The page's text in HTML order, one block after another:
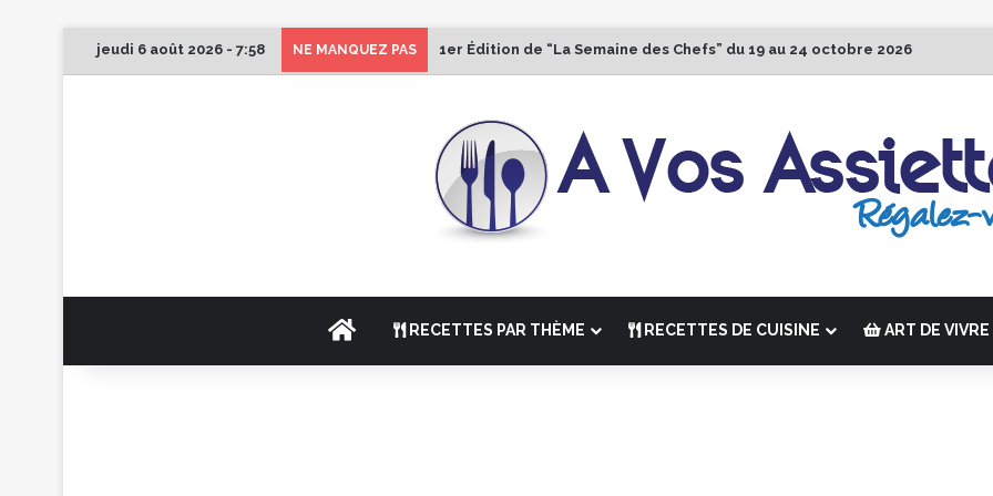
jeudi 6 août 2026 - 7:58 NE MANQUEZ PAS 1er Édition de “La Semaine des Chefs” du 19 au 24 octobre 2026
ACCUEILRECETTES PAR THÈME RECETTES DE CUISINE ART DE VIVRE